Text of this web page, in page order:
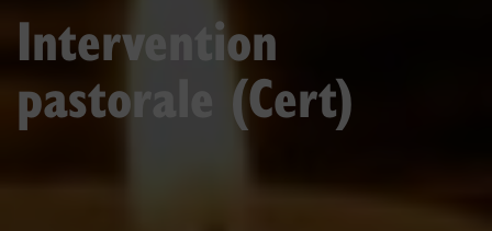
Intervention
pastorale (Cert)